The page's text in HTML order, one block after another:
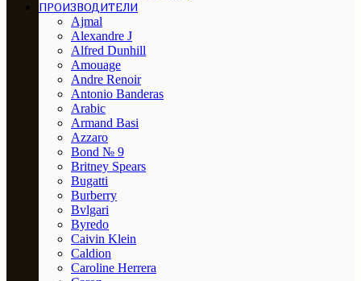
ПРОИЗВОДИТЕЛИ
Ajmal
Alexandre J
Alfred Dunhill
Amouage
Andre Renoir
Antonio Banderas
Arabic
Armand Basi
Azzaro
Bond № 9
Britney Spears
Bugatti
Burberry
Bvlgari
Byredo
Caivin Klein
Caldion
Caroline Herrera